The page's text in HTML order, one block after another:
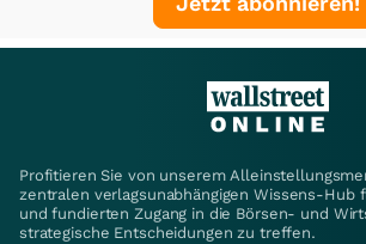
Profitieren Sie von unserem
zentralen verlagsunabhängigen Wissens-Hub
und fundierten Zugang in die Börsen- und
strategische Entscheidungen zu treffen.